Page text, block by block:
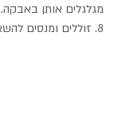
מגלגלים אותן באבקה.
8. זוללים ומנסים להשאיר כמה לחבר'ה